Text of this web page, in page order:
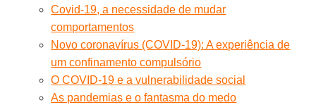
Covid-19, a necessidade de mudar
comportamentos
Novo coronavírus (COVID-19): A experiência de
um confinamento compulsório
O COVID-19 e a vulnerabilidade social
As pandemias e o fantasma do medo